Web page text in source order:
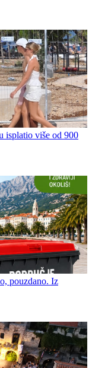
isplatio više od 900
pouzdano. Iz